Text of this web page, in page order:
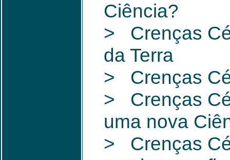
Ciência?
> Crenças
da Terra
> Crenças
> Crenças
uma nova
> Crenças